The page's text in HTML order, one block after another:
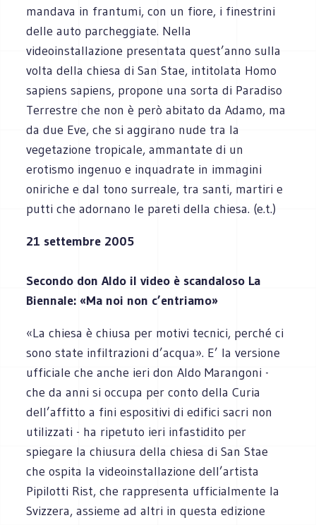
mandava in frantumi, con un fiore, i finestrini
delle auto parcheggiate. Nella
videoinstallazione presentata quest’anno sulla
volta della chiesa di San Stae, intitolata Homo
sapiens sapiens, propone una sorta di Paradiso
Terrestre che non è però abitato da Adamo, ma
da due Eve, che si aggirano nude tra la
vegetazione tropicale, ammantate di un
erotismo ingenuo e inquadrate in immagini
oniriche e dal tono surreale, tra santi, martiri e
putti che adornano le pareti della chiesa. (e.t.)
21 settembre 2005
Secondo don Aldo il video è scandaloso La
Biennale: «Ma noi non c’entriamo»
«La chiesa è chiusa per motivi tecnici, perché ci
sono state infiltrazioni d’acqua». E’ la versione
ufficiale che anche ieri don Aldo Marangoni -
che da anni si occupa per conto della Curia
dell’affitto a fini espositivi di edifici sacri non
utilizzati - ha ripetuto ieri infastidito per
spiegare la chiusura della chiesa di San Stae
che ospita la videoinstallazione dell’artista
Pipilotti Rist, che rappresenta ufficialmente la
Svizzera, assieme ad altri in questa edizione